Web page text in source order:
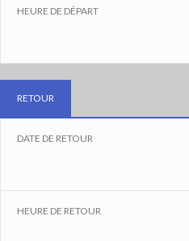
HEURE DE DÉPART
RETOUR
DATE DE RETOUR
HEURE DE RETOUR